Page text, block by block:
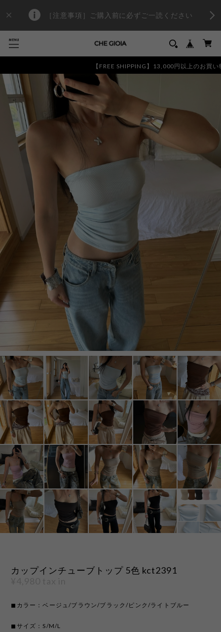
［注意事項］ご購入前に必ずご一読ください
【FREE SHIPPING】13,000円以上のお買い物
カップインチューブトップ 5色 kct2391
◼︎カラー：ベージュ/ブラウン/ブラック/ピンク/ライトブルー
◼︎サイズ：S/M/L